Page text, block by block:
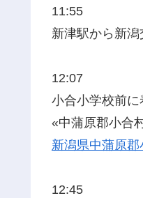
11:55
新津駅から新潟
12:07
小合小学校前に
«中蒲原郡小合
新潟県中蒲原
12:45